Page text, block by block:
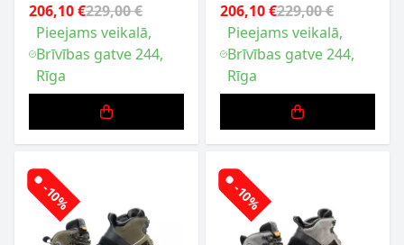
206,10 €229,00 €
Pieejams veikalā,
Brīvības gatve 244,
Rīga
206,10 €229,00 €
Pieejams veikalā,
Brīvības gatve 244,
Rīga
-10% -10%